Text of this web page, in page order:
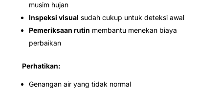
musim hujan
Inspeksi visual sudah cukup untuk deteksi awal
Pemeriksaan rutin membantu menekan biaya
perbaikan
Perhatikan:
Genangan air yang tidak normal